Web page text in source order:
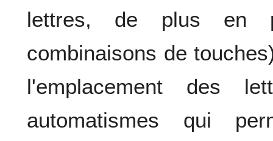
lettres, de plus en
combinaisons de
l'emplacement des
automatismes qui